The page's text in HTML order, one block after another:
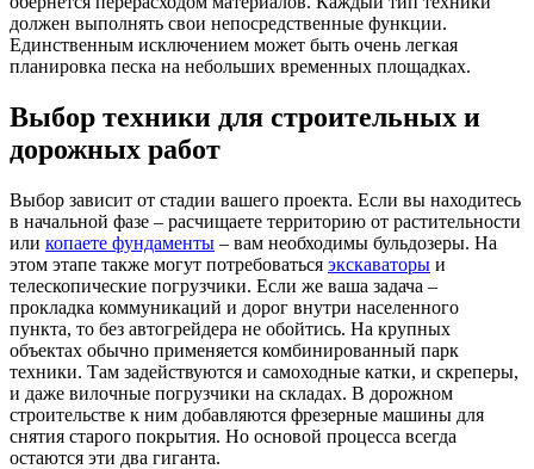
должен выполнять свои непосредственные функции.
Единственным исключением может быть очень легкая
планировка песка на небольших временных площадках.
Выбор техники для строительных и
дорожных работ
Выбор зависит от стадии вашего проекта. Если вы находитесь
в начальной фазе – расчищаете территорию от растительности
или копаете фундаменты – вам необходимы бульдозеры. На
этом этапе также могут потребоваться экскаваторы и
телескопические погрузчики. Если же ваша задача –
прокладка коммуникаций и дорог внутри населенного
пункта, то без автогрейдера не обойтись. На крупных
объектах обычно применяется комбинированный парк
техники. Там задействуются и самоходные катки, и скреперы,
и даже вилочные погрузчики на складах. В дорожном
строительстве к ним добавляются фрезерные машины для
снятия старого покрытия. Но основой процесса всегда
остаются эти два гиганта.